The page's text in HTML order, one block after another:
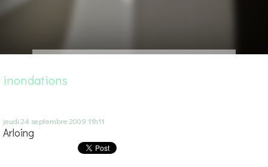
inondations
jeudi 24 septembre 2009 11h11
Arloing